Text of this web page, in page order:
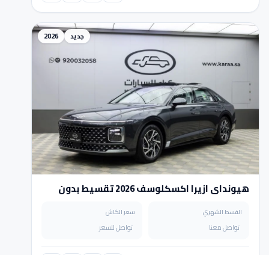
جديد 2026
هيونداي ازيرا اكسكلوسف 2026 تقسيط بدون
دفعه أولى
القسط الشهري
تواصل معنا
سعر الكاش
تواصل للسعر